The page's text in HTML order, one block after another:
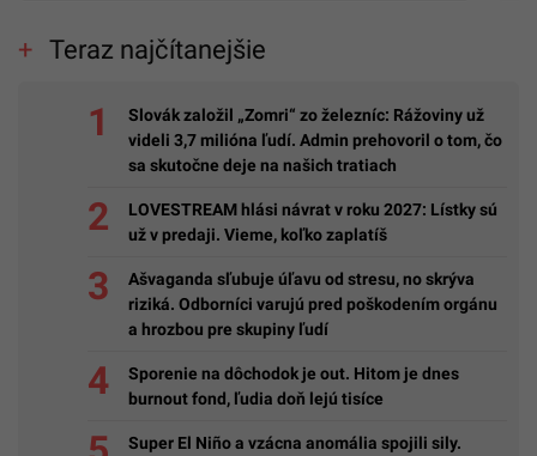
Teraz najčítanejšie
Slovák založil „Zomri“ zo železníc: Rážoviny už
videli 3,7 milióna ľudí. Admin prehovoril o tom, čo
sa skutočne deje na našich tratiach
LOVESTREAM hlási návrat v roku 2027: Lístky sú
už v predaji. Vieme, koľko zaplatíš
Ašvaganda sľubuje úľavu od stresu, no skrýva
riziká. Odborníci varujú pred poškodením orgánu
a hrozbou pre skupiny ľudí
Sporenie na dôchodok je out. Hitom je dnes
burnout fond, ľudia doň lejú tisíce
Super El Niño a vzácna anomália spojili sily.